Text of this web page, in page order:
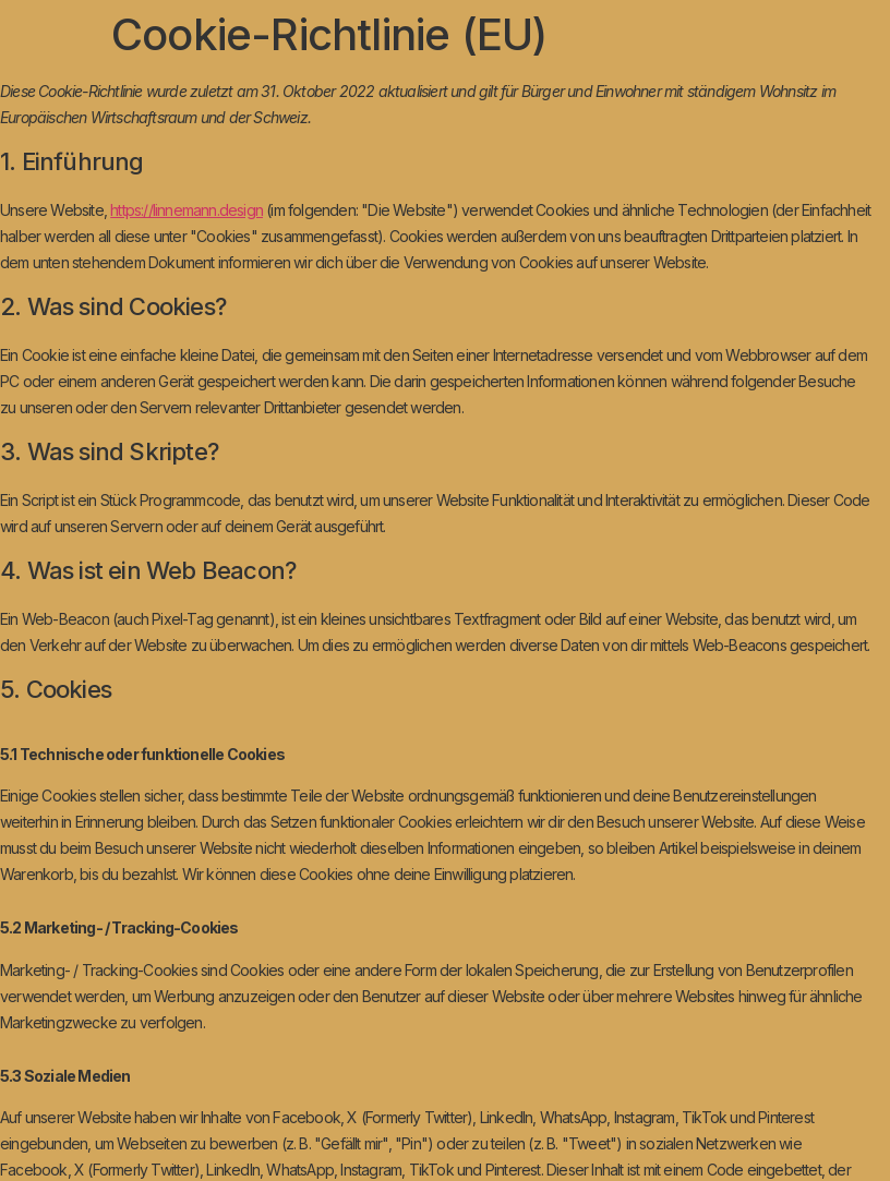
Cookie-Richtlinie (EU)
Diese Cookie-Richtlinie wurde zuletzt am 31. Oktober 2022 aktualisiert und gilt für Bürger und Einwohner mit ständigem Wohnsitz im
Europäischen Wirtschaftsraum und der Schweiz.
1. Einführung
Unsere Website,https://linnemann.design (im folgenden: "Die Website") verwendet Cookies und ähnliche Technologien (der Einfachheit
halber werden all diese unter "Cookies" zusammengefasst). Cookies werden außerdem von uns beauftragten Drittparteien platziert. In
dem unten stehendem Dokument informieren wir dich über die Verwendung von Cookies auf unserer Website.
2. Was sind Cookies?
Ein Cookie ist eine einfache kleine Datei, die gemeinsam mit den Seiten einer Internetadresse versendet und vom Webbrowser auf dem
PC oder einem anderen Gerät gespeichert werden kann. Die darin gespeicherten Informationen können während folgender Besuche
zu unseren oder den Servern relevanter Drittanbieter gesendet werden.
3. Was sind Skripte?
Ein Script ist ein Stück Programmcode, das benutzt wird, um unserer Website Funktionalität und Interaktivität zu ermöglichen. Dieser Code
wird auf unseren Servern oder auf deinem Gerät ausgeführt.
4. Was ist ein Web Beacon?
Ein Web-Beacon (auch Pixel-Tag genannt), ist ein kleines unsichtbares Textfragment oder Bild auf einer Website, das benutzt wird, um
den Verkehr auf der Website zu überwachen. Um dies zu ermöglichen werden diverse Daten von dir mittels Web-Beacons gespeichert.
5. Cookies
5.1 Technische oder funktionelle Cookies
Einige Cookies stellen sicher, dass bestimmte Teile der Website ordnungsgemäß funktionieren und deine Benutzereinstellungen
weiterhin in Erinnerung bleiben. Durch das Setzen funktionaler Cookies erleichtern wir dir den Besuch unserer Website. Auf diese Weise
musst du beim Besuch unserer Website nicht wiederholt dieselben Informationen eingeben, so bleiben Artikel beispielsweise in deinem
Warenkorb, bis du bezahlst. Wir können diese Cookies ohne deine Einwilligung platzieren.
5.2 Marketing- / Tracking-Cookies
Marketing- / Tracking-Cookies sind Cookies oder eine andere Form der lokalen Speicherung, die zur Erstellung von Benutzerprofilen
verwendet werden, um Werbung anzuzeigen oder den Benutzer auf dieser Website oder über mehrere Websites hinweg für ähnliche
Marketingzwecke zu verfolgen.
5.3 Soziale Medien
Auf unserer Website haben wir Inhalte von Facebook, X (Formerly Twitter), LinkedIn, WhatsApp, Instagram, TikTok und Pinterest
eingebunden, um Webseiten zu bewerben (z. B. "Gefällt mir", "Pin") oder zu teilen (z. B. "Tweet") in sozialen Netzwerken wie
Facebook, X (Formerly Twitter), LinkedIn, WhatsApp, Instagram, TikTok und Pinterest. Dieser Inhalt ist mit einem Code eingebettet, der